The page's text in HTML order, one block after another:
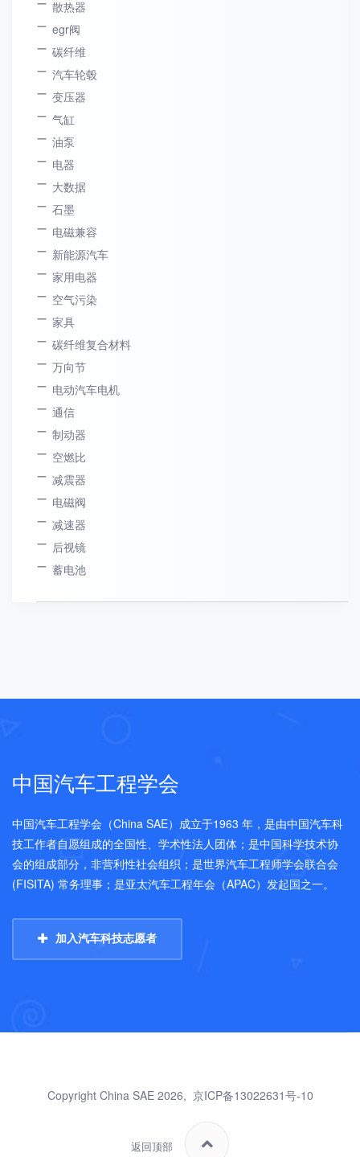
散热器
egr阀
碳纤维
汽车轮毂
变压器
气缸
油泵
电器
大数据
石墨
电磁兼容
新能源汽车
家用电器
空气污染
家具
碳纤维复合材料
万向节
电动汽车电机
通信
制动器
空燃比
减震器
电磁阀
减速器
后视镜
蓄电池
中国汽车工程学会
中国汽车工程学会（China SAE）成立于1963 年，是由中国汽车科
技工作者自愿组成的全国性、学术性法人团体；是中国科学技术协
会的组成部分，非营利性社会组织；是世界汽车工程师学会联合会
(FISITA) 常务理事；是亚太汽车工程年会（APAC）发起国之一。
加入汽车科技志愿者
Copyright China SAE 2026, 京ICP备13022631号-10
返回顶部